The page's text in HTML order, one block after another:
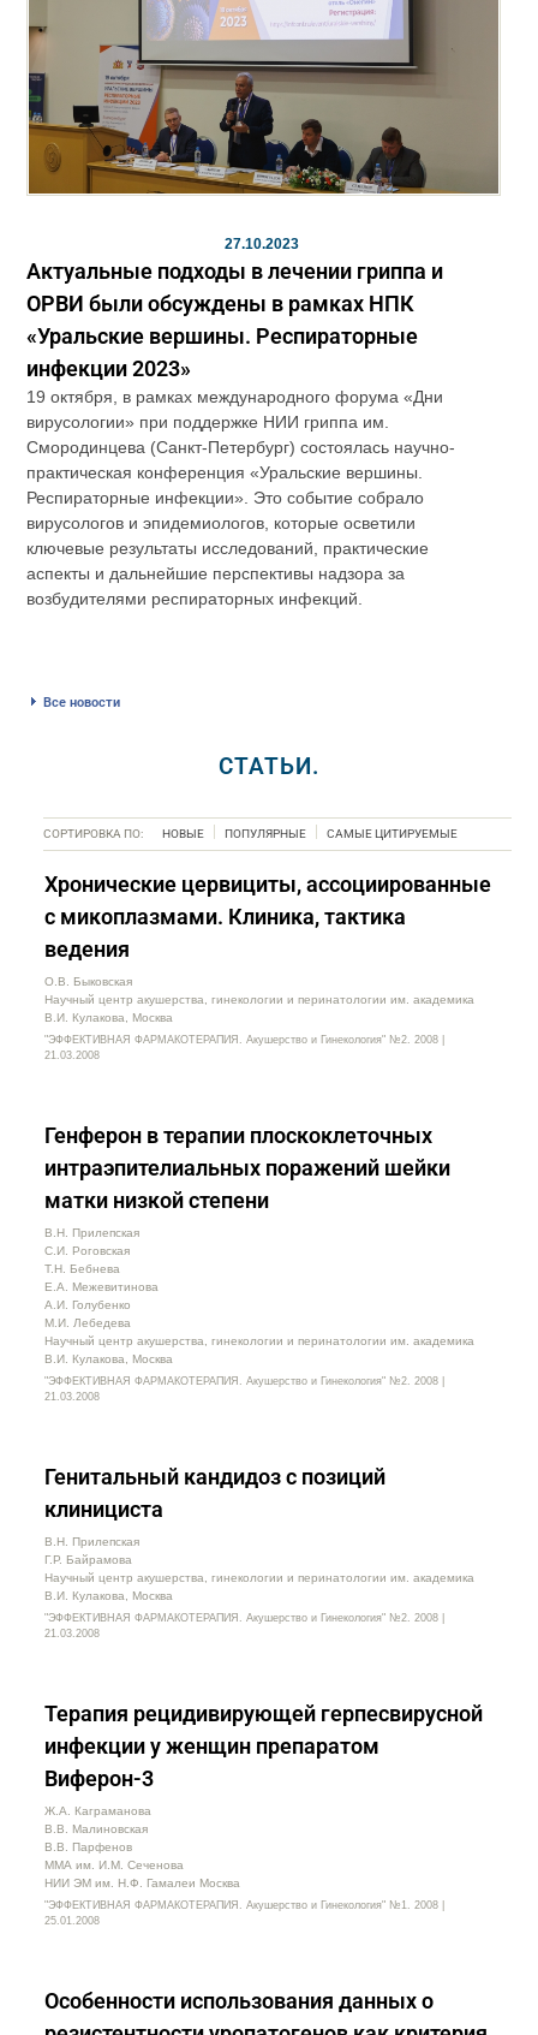
27.10.2023
Актуальные подходы в лечении гриппа и
ОРВИ были обсуждены в рамках НПК
«Уральские вершины. Респираторные
инфекции 2023»
19 октября, в рамках международного форума «Дни
вирусологии» при поддержке НИИ гриппа им.
Смородинцева (Санкт-Петербург) состоялась научно-
практическая конференция «Уральские вершины.
Респираторные инфекции». Это событие собрало
вирусологов и эпидемиологов, которые осветили
ключевые результаты исследований, практические
аспекты и дальнейшие перспективы надзора за
возбудителями респираторных инфекций.
Все новости
СТАТЬИ.
СОРТИРОВКА ПО: НОВЫЕ ПОПУЛЯРНЫЕ САМЫЕ ЦИТИРУЕМЫЕ
Хронические цервициты, ассоциированные
с микоплазмами. Клиника, тактика
ведения
О.В. Быковская
Научный центр акушерства, гинекологии и перинатологии им. академика
В.И. Кулакова, Москва
"ЭФФЕКТИВНАЯ ФАРМАКОТЕРАПИЯ. Акушерство и Гинекология" №2. 2008 |
21.03.2008
Генферон в терапии плоскоклеточных
интраэпителиальных поражений шейки
матки низкой степени
В.Н. Прилепская
С.И. Роговская
Т.Н. Бебнева
Е.А. Межевитинова
А.И. Голубенко
М.И. Лебедева
Научный центр акушерства, гинекологии и перинатологии им. академика
В.И. Кулакова, Москва
"ЭФФЕКТИВНАЯ ФАРМАКОТЕРАПИЯ. Акушерство и Гинекология" №2. 2008 |
21.03.2008
Генитальный кандидоз с позиций
клинициста
В.Н. Прилепская
Г.Р. Байрамова
Научный центр акушерства, гинекологии и перинатологии им. академика
В.И. Кулакова, Москва
"ЭФФЕКТИВНАЯ ФАРМАКОТЕРАПИЯ. Акушерство и Гинекология" №2. 2008 |
21.03.2008
Терапия рецидивирующей герпесвирусной
инфекции у женщин препаратом
Виферон-3
Ж.А. Каграманова
В.В. Малиновская
В.В. Парфенов
ММА им. И.М. Сеченова
НИИ ЭМ им. Н.Ф. Гамалеи Москва
"ЭФФЕКТИВНАЯ ФАРМАКОТЕРАПИЯ. Акушерство и Гинекология" №1. 2008 |
25.01.2008
Особенности использования данных о